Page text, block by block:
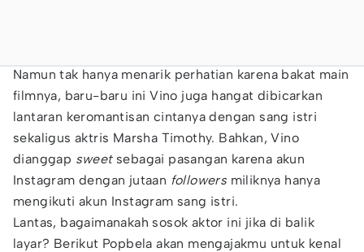
Namun tak hanya menarik perhatian karena bakat main
filmnya, baru-baru ini Vino juga hangat dibicarkan
lantaran keromantisan cintanya dengan sang istri
sekaligus aktris Marsha Timothy. Bahkan, Vino
dianggap sweetsebagai pasangan karena akun
Instagram dengan jutaan followersmiliknya hanya
mengikuti akun Instagram sang istri.
Lantas, bagaimanakah sosok aktor ini jika di balik
layar? Berikut Popbela akan mengajakmu untuk kenal